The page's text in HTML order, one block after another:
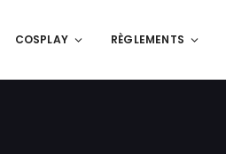
COSPLAY RÈGLEMENTS